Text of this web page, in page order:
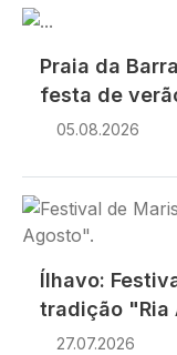
Imagem
Praia da
festa de
05.08.2026
Imagem
Ílhavo:
tradição "Ria
27.07.2026